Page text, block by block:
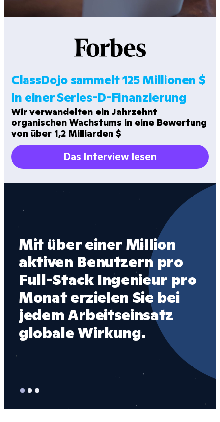
ClassDojo sammelt 125 Millionen $
in einer Series-D-Finanzierung
Wir verwandelten ein Jahrzehnt
organischen Wachstums in eine Bewertung
von über 1,2 Milliarden $
Das Interview lesen
Mit über einer Million
aktiven Benutzern pro
Full-Stack Ingenieur pro
Monat erzielen Sie bei
jedem Arbeitseinsatz